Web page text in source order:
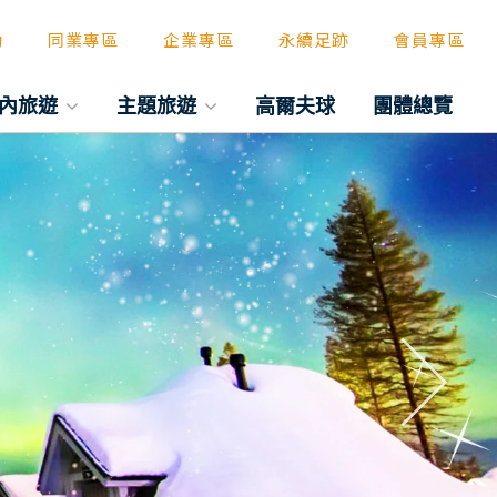
同業專區 企業專區 永續足跡 會員專區
旅遊 主題旅遊 高爾夫球 團體總覽
往後